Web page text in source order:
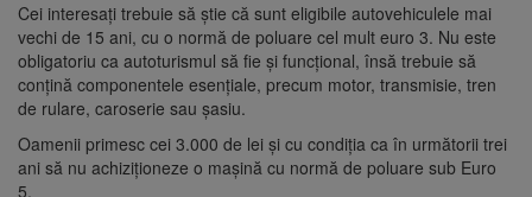
Cei interesați trebuie să ştie că sunt eligibile autovehiculele mai
vechi de 15 ani, cu o normă de poluare cel mult euro 3. Nu este
obligatoriu ca autoturismul să fie şi funcţional, însă trebuie să
conţină componentele esenţiale, precum motor, transmisie, tren
de rulare, caroserie sau şasiu.
Oamenii primesc cei 3.000 de lei şi cu condiţia ca în următorii trei
ani să nu achiziţioneze o maşină cu normă de poluare sub Euro
5.